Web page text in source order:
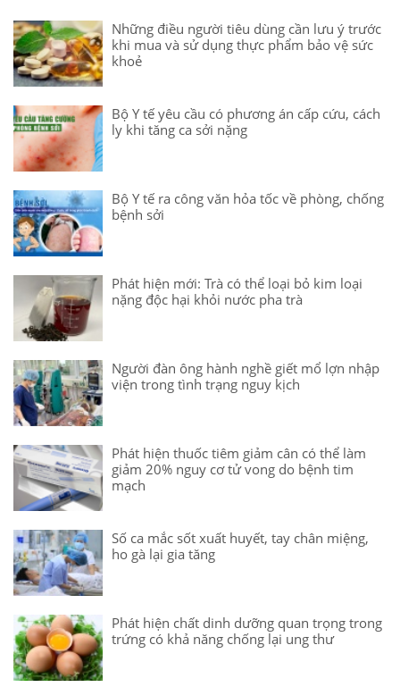
Những điều người tiêu dùng cần lưu ý trước
khi mua và sử dụng thực phẩm bảo vệ sức
khoẻ
Bộ Y tế yêu cầu có phương án cấp cứu, cách
ly khi tăng ca sởi nặng
Bộ Y tế ra công văn hỏa tốc về phòng, chống
bệnh sởi
Phát hiện mới: Trà có thể loại bỏ kim loại
nặng độc hại khỏi nước pha trà
Người đàn ông hành nghề giết mổ lợn nhập
viện trong tình trạng nguy kịch
Phát hiện thuốc tiêm giảm cân có thể làm
giảm 20% nguy cơ tử vong do bệnh tim
mạch
Số ca mắc sốt xuất huyết, tay chân miệng,
ho gà lại gia tăng
Phát hiện chất dinh dưỡng quan trọng trong
trứng có khả năng chống lại ung thư